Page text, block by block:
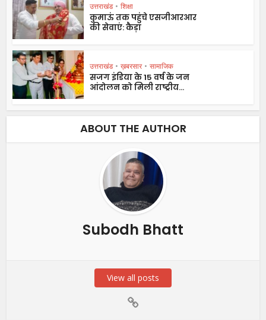
उत्तराखंड • शिक्षा
कुमाऊं तक पहुंचे एसजीआरआर
की सेवाएं: कैड़ा
उत्तराखंड • ख़बरसार • सामाजिक
सजग इंडिया के 15 वर्ष के जन
आंदोलन को मिली राष्ट्रीय...
ABOUT THE AUTHOR
Subodh Bhatt
View all posts